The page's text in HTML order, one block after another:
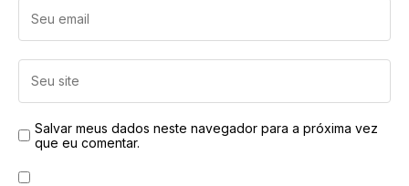
Salvar meus dados neste navegador para a próxima vez
que eu comentar.